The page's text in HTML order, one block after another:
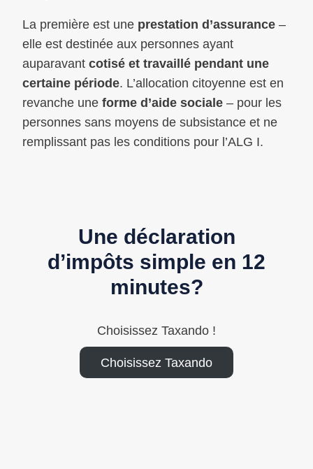
La première est une prestation d’assurance –
elle est destinée aux personnes ayant
auparavant cotisé et travaillé pendant une
certaine période. L’allocation citoyenne est en
revanche une forme d’aide sociale – pour les
personnes sans moyens de subsistance et ne
remplissant pas les conditions pour l’ALG I.
Une déclaration
d’impôts simple en 12
minutes?
Choisissez Taxando !
Choisissez Taxando